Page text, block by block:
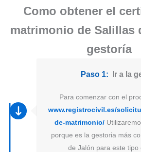
Como obtener el
matrimonio de Salillas
gestoría
Paso 1: Ir a la
Para comenzar con el
www.registrocivil.es/
de-matrimonio/
porque es la gestoria más
de Jalón para este tipo